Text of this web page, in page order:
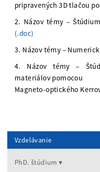
pripravených 3D tlačou
2. Názov témy –
(.doc)
3. Názov témy –
4. Názov témy –
materiálov pomocou
Magneto-optického
Vzdelávanie
PhD. štúdium